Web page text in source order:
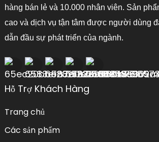
hàng bán lẻ và 10.000 nhân viên. Sản
cao và dịch vụ tận tâm được người dùng
dẫn đầu sự phát triển của ngành.
Hỗ Trợ Khách Hàng
Trang chủ
Các sản phẩm